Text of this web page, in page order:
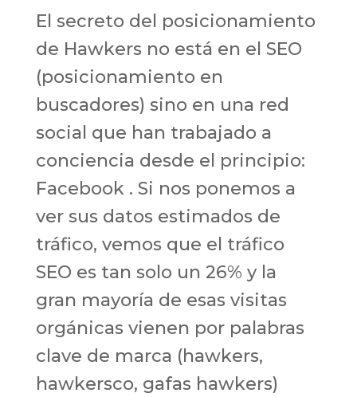
El secreto del posicionamiento
de Hawkers no está en el SEO
(posicionamiento en
buscadores) sino en una red
social que han trabajado a
conciencia desde el principio:
Facebook . Si nos ponemos a
ver sus datos estimados de
tráfico, vemos que el tráfico
SEO es tan solo un 26% y la
gran mayoría de esas visitas
orgánicas vienen por palabras
clave de marca (hawkers,
hawkersco, gafas hawkers)